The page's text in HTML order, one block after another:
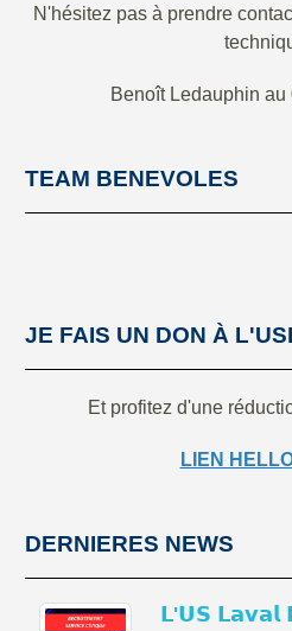
N'hésitez pas à prendre
Benoît Ledauphin au
TEAM BENEVOLES
JE FAIS UN DON À
Et profitez d'une
LIEN
DERNIERES NEWS
𝗟'𝗨𝗦 𝗟𝗮𝘃𝗮𝗹